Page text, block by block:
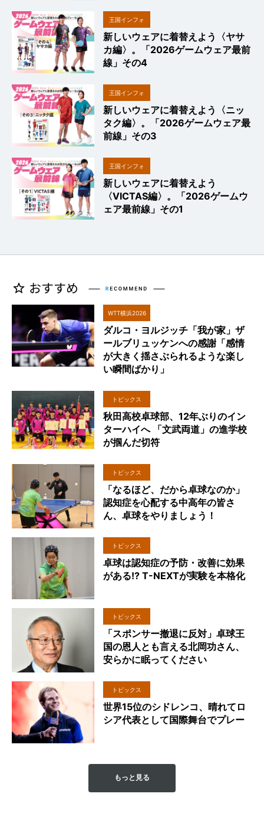
王国インフォ
新しいウェアに着替えよう〈ヤサ
カ編〉。「2026ゲームウェア最前
線」その4
王国インフォ
新しいウェアに着替えよう〈ニッ
タク編〉。「2026ゲームウェア最
前線」その3
王国インフォ
新しいウェアに着替えよう
〈VICTAS編〉。「2026ゲームウ
ェア最前線」その1
WTT横浜2026
ダルコ・ヨルジッチ「我が家」ザ
ールブリュッケンへの感謝「感情
が大きく揺さぶられるような楽し
い瞬間ばかり」
トピックス
秋田高校卓球部、12年ぶりのイン
ターハイへ 「文武両道」の進学校
が掴んだ切符
トピックス
「なるほど、だから卓球なのか」
認知症を心配する中高年の皆さ
ん、卓球をやりましょう！
トピックス
卓球は認知症の予防・改善に効果
がある!? T-NEXTが実験を本格化
トピックス
「スポンサー撤退に反対」卓球王
国の恩人とも言える北岡功さん、
安らかに眠ってください
トピックス
世界15位のシドレンコ、晴れてロ
シア代表として国際舞台でプレー
もっと見る